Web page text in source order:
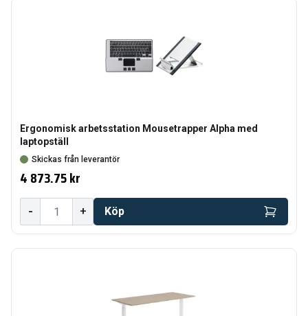
Ergonomisk arbetsstation Mousetrapper Alpha med
laptopställ
Skickas från leverantör
4 873.75 kr
- + Köp